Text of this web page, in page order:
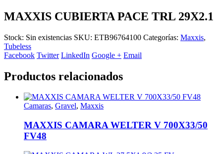
MAXXIS CUBIERTA PACE TRL 29X2.1
Stock: Sin existencias SKU: ETB96764100 Categorías: Maxxis,
Tubeless
Facebook Twitter LinkedIn Google + Email
Productos relacionados
Camaras, Gravel, Maxxis
MAXXIS CAMARA WELTER V 700X33/50
FV48